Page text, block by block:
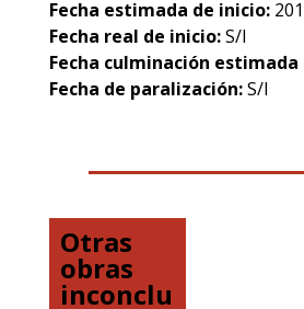
Fecha estimada de inicio:
Fecha real de inicio:S/I
Fecha culminación estimada
Fecha de paralización:S/I
Otras
obras
inconclu